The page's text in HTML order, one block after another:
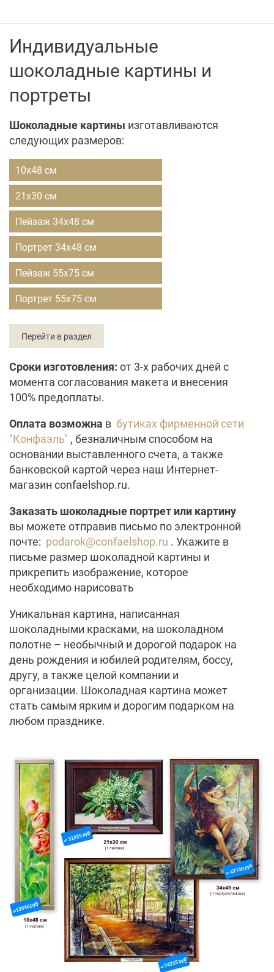
Индивидуальные
шоколадные картины и
портреты
Шоколадные картины изготавливаются
следующих размеров:
10х48 см
21х30 см
Пейзаж 34х48 см
Портрет 34х48 см
Пейзаж 55х75 см
Портрет 55х75 см
Перейти в раздел
Сроки изготовления: от 3-х рабочих дней с
момента согласования макета и внесения
100% предоплаты.
Оплата возможна в бутиках фирменной сети
"Конфаэль" , безналичным способом на
основании выставленного счета, а также
банковской картой через наш Интернет-
магазин confaelshop.ru.
Заказать шоколадные портрет или картину
вы можете отправив письмо по электронной
почте: podarok@confaelshop.ru . Укажите в
письме размер шоколадной картины и
прикрепить изображение, которое
необходимо нарисовать
Уникальная картина, написанная
шоколадными красками, на шоколадном
полотне – необычный и дорогой подарок на
день рождения и юбилей родителям, боссу,
другу, а также целой компании и
организации. Шоколадная картина может
стать самым ярким и дорогим подарком на
любом празднике.